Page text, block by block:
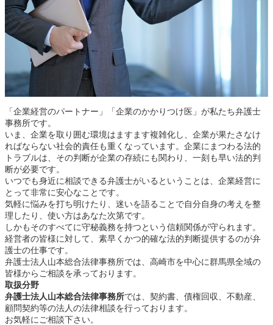
「企業経営のパートナー」「企業のかかりつけ医」が私たち弁護士
事務所です。
いま、企業を取り囲む環境はますます複雑化し、企業が果たさなけ
ればならない社会的責任も重くなっています。企業にまつわる法的
トラブルは、その判断が企業の存続にも関わり、一刻も早い法的判
断が必要です。
いつでも身近に相談できる弁護士がいるということは、企業経営に
とって非常に安心なことです。
気軽に悩みを打ち明けたり、迷いを語ることで自分自身の考えを整
理したり、使い方はあなた次第です。
しかもそのすべてに守秘義務を持つという信頼関係が守られます。
経営者の皆様に対して、素早くかつ的確な法的判断提供するのが弁
護士の仕事です。
弁護士法人山本総合法律事務所では、高崎市を中心に群馬県全域の
皆様からご相談を承っております。
取扱分野
弁護士法人山本総合法律事務所では、契約書、債権回収、不動産、
顧問契約等の法人の法律相談を行っております。
お気軽にご相談下さい。